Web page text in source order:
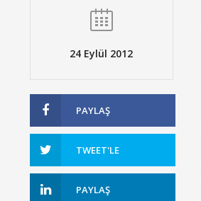
24 Eylül 2012
PAYLAŞ
TWEET'LE
PAYLAŞ